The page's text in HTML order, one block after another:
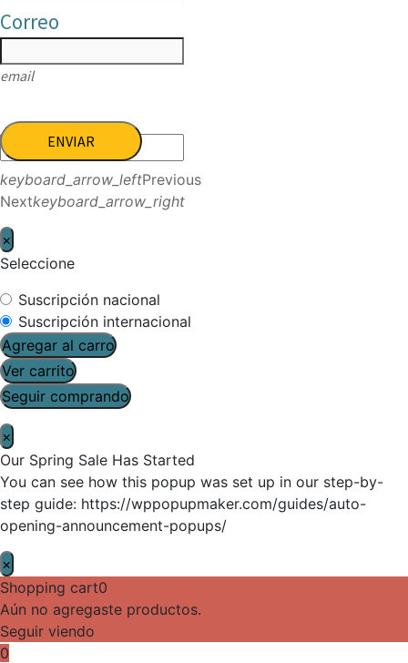
Correo
email
ENVIAR
keyboard_arrow_leftPrevious
Nextkeyboard_arrow_right
×
Seleccione
Suscripción nacional
Suscripción internacional
Agregar al carro
Ver carrito
Seguir comprando
×
Our Spring Sale Has Started
You can see how this popup was set up in our step-by-
step guide: https://wppopupmaker.com/guides/auto-
opening-announcement-popups/
×
Shopping cart0
Aún no agregaste productos.
Seguir viendo
0